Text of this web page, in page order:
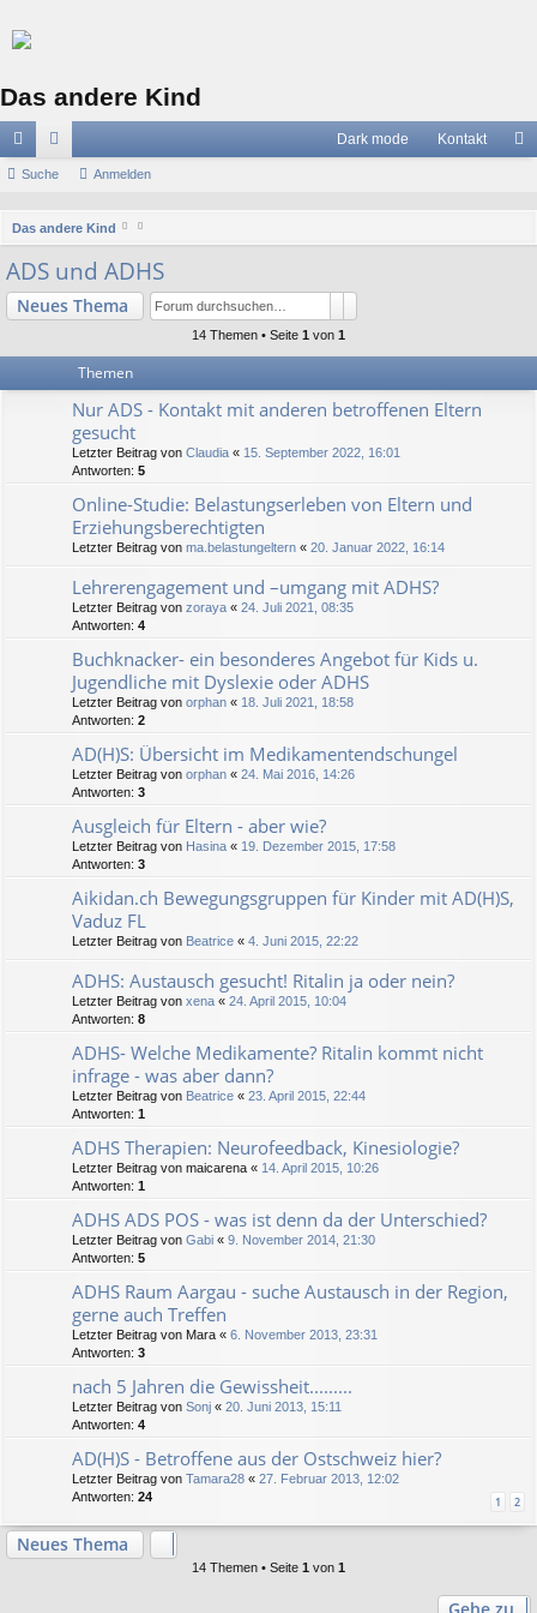
Das andere Kind
ch
llz
ug
riff
or
Dark mode Kontakt
el
Suche Anmelden
Das andere Kind
ADS und ADHS
Neues Thema
14 Themen • Seite 1 von 1
Themen
Nur ADS - Kontakt mit anderen betroffenen Eltern
gesucht
Letzter Beitrag von Claudia « 15. September 2022, 16:01
Antworten: 5
Online-Studie: Belastungserleben von Eltern und
Erziehungsberechtigten
Letzter Beitrag von ma.belastungeltern « 20. Januar 2022, 16:14
Lehrerengagement und –umgang mit ADHS?
Letzter Beitrag von zoraya « 24. Juli 2021, 08:35
Antworten: 4
Buchknacker- ein besonderes Angebot für Kids u.
Jugendliche mit Dyslexie oder ADHS
Letzter Beitrag von orphan « 18. Juli 2021, 18:58
Antworten: 2
AD(H)S: Übersicht im Medikamentendschungel
Letzter Beitrag von orphan « 24. Mai 2016, 14:26
Antworten: 3
Ausgleich für Eltern - aber wie?
Letzter Beitrag von Hasina « 19. Dezember 2015, 17:58
Antworten: 3
Aikidan.ch Bewegungsgruppen für Kinder mit AD(H)S,
Vaduz FL
Letzter Beitrag von Beatrice « 4. Juni 2015, 22:22
ADHS: Austausch gesucht! Ritalin ja oder nein?
Letzter Beitrag von xena « 24. April 2015, 10:04
Antworten: 8
ADHS- Welche Medikamente? Ritalin kommt nicht
infrage - was aber dann?
Letzter Beitrag von Beatrice « 23. April 2015, 22:44
Antworten: 1
ADHS Therapien: Neurofeedback, Kinesiologie?
Letzter Beitrag von maicarena « 14. April 2015, 10:26
Antworten: 1
ADHS ADS POS - was ist denn da der Unterschied?
Letzter Beitrag von Gabi « 9. November 2014, 21:30
Antworten: 5
ADHS Raum Aargau - suche Austausch in der Region,
gerne auch Treffen
Letzter Beitrag von Mara « 6. November 2013, 23:31
Antworten: 3
nach 5 Jahren die Gewissheit.........
Letzter Beitrag von Sonj « 20. Juni 2013, 15:11
Antworten: 4
AD(H)S - Betroffene aus der Ostschweiz hier?
Letzter Beitrag von Tamara28 « 27. Februar 2013, 12:02
Antworten: 24 1 2
Neues Thema
14 Themen • Seite 1 von 1